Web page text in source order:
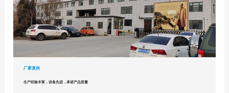
厂家直供
生产经验丰富，设备先进，承诺产品质量